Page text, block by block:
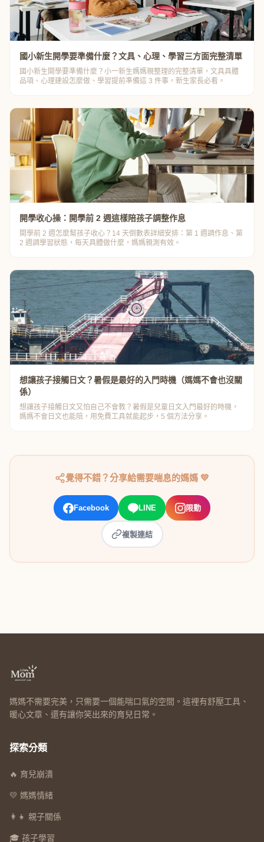
國小新生開學要準備什麼？文具、心理、學習三方面完整清單
國小新生開學要準備什麼？小一新生媽媽親整理的完整清單，文具具體
品項、心理建設怎麼做、學習提前準備這 3 件事，新生家長必看。
開學收心操：開學前 2 週這樣陪孩子調整作息
開學前 2 週怎麼幫孩子收心？14 天倒數表詳細安排：第 1 週調作息、第
2 週調學習狀態，每天具體做什麼，媽媽親測有效。
想讓孩子接觸日文？暑假是最好的入門時機（媽媽不會也沒關
係）
想讓孩子接觸日文又怕自己不會教？暑假是兒童日文入門最好的時機，
媽媽不會日文也能陪，用免費工具就能起步，5 個方法分享。
覺得不錯？分享給需要喘息的媽媽 💛
Facebook LINE 限動
複製連結
媽媽不需要完美，只需要一個能喘口氣的空間。這裡有舒壓工具、
暖心文章、還有讓你笑出來的育兒日常。
探索分類
🔥 育兒崩潰
💛 媽媽情緒
👩‍👧 親子關係
🎓 孩子學習